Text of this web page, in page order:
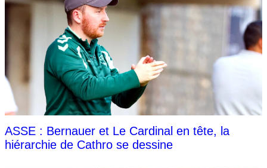
ASSE : Bernauer et Le Cardinal en tête, la
hiérarchie de Cathro se dessine